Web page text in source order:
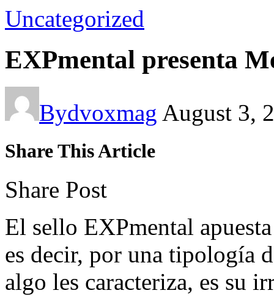
Uncategorized
EXPmental presenta
Bydvoxmag August 3,
Share This Article
Share Post
El sello EXPmental
es decir, por una tipología
algo les caracteriza, es su